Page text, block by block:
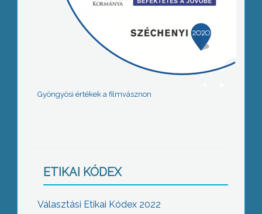
Gyöngyösi értékek a filmvásznon
ETIKAI KÓDEX
Választási Etikai Kódex 2022